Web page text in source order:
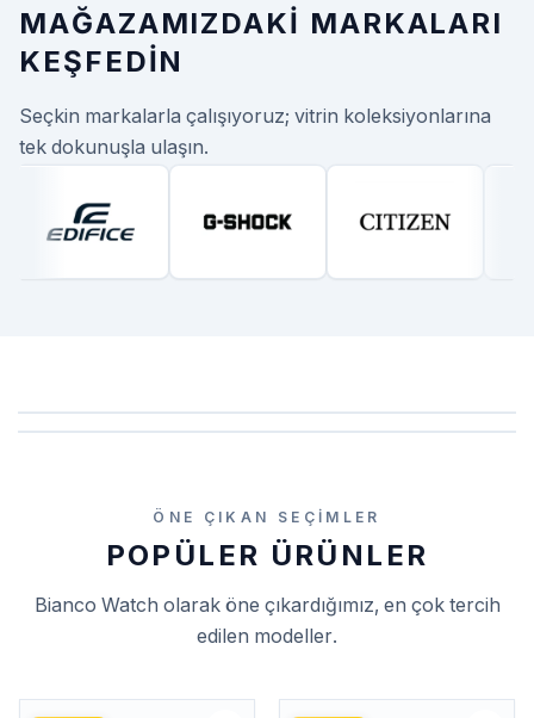
MAĞAZAMIZDAKI MARKALARI
KEŞFEDIN
Seçkin markalarla çalışıyoruz; vitrin koleksiyonlarına
tek dokunuşla ulaşın.
ÖNE ÇIKAN SEÇIMLER
POPÜLER ÜRÜNLER
Bianco Watch olarak öne çıkardığımız, en çok tercih
edilen modeller.